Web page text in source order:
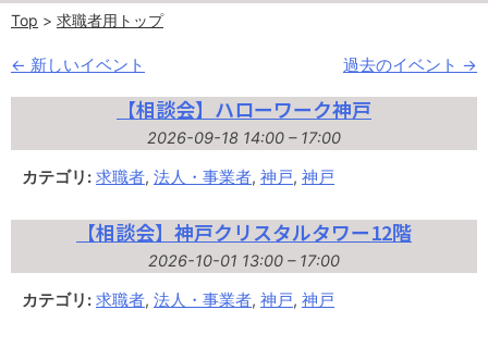
Top > 求職者用トップ
過去のイベント →
← 新しいイベント
【相談会】ハローワーク神戸
2026-09-18 14:00 – 17:00
カテゴリ: 求職者, 法人・事業者, 神戸, 神戸
【相談会】神戸クリスタルタワー12階
2026-10-01 13:00 – 17:00
カテゴリ: 求職者, 法人・事業者, 神戸, 神戸